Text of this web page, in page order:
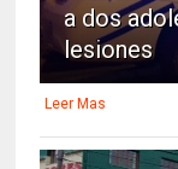
a dos
lesiones
Leer Mas